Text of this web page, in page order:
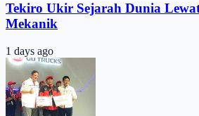
Tekiro Ukir Sejarah Dunia
Mekanik
1 days ago